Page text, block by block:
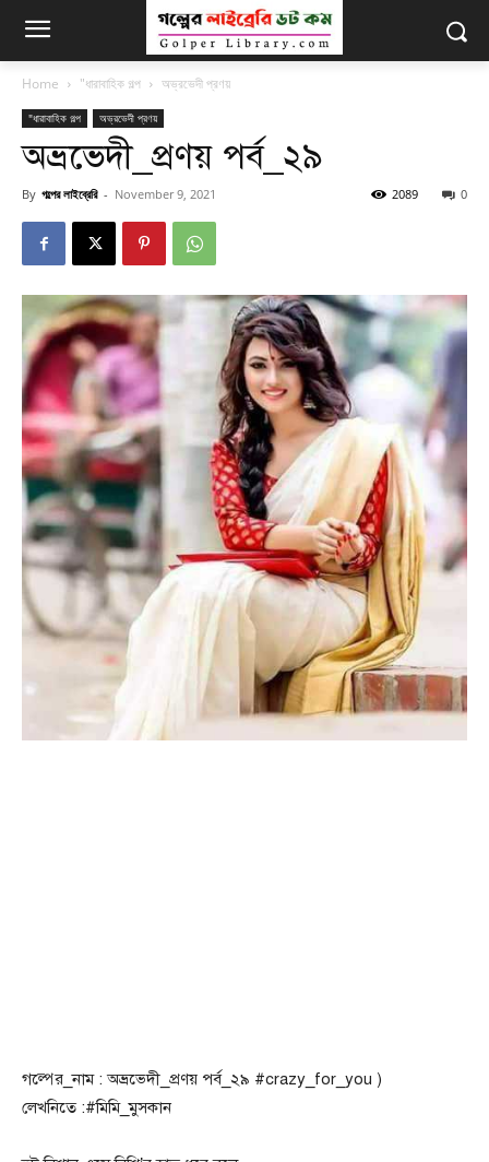
Home "ধারাবাহিক গল্প অভ্রভেদী প্রণয়
"ধারাবাহিক গল্প অভ্রভেদী প্রণয়
অভ্রভেদী_প্রণয় পর্ব_২৯
By গল্পের লাইব্রেরি - November 9, 2021 0
2089
গল্পের_নাম : অভ্রভেদী_প্রণয় পর্ব_২৯ #crazy_for_you )
লেখনিতে :#মিমি_মুসকান